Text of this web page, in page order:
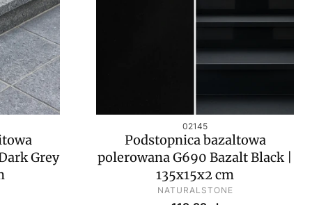
Grey
Kod produktu
02145
Podstopnica bazaltowa
polerowana G690 Bazalt Black |
135x15x2 cm
PRODUCENT
NATURALSTONE